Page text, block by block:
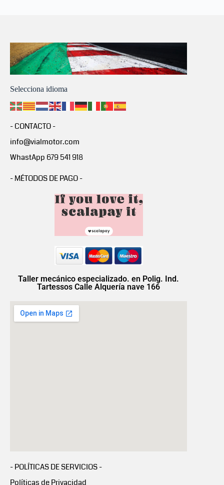
Selecciona idioma
- CONTACTO -
info@vialmotor.com
WhastApp 679 541 918
- MÉTODOS DE PAGO -
Taller mecánico especializado. en Polig. Ind.
Tartessos Calle Alquería nave 166
- POLÍTICAS DE SERVICIOS -
Políticas de Privacidad